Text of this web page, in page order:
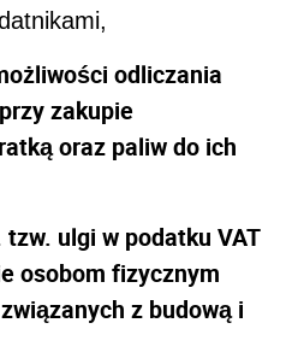
odliczania
zakupie
oraz paliw do ich
ulgi w podatku VAT
osobom fizycznym
z budową i